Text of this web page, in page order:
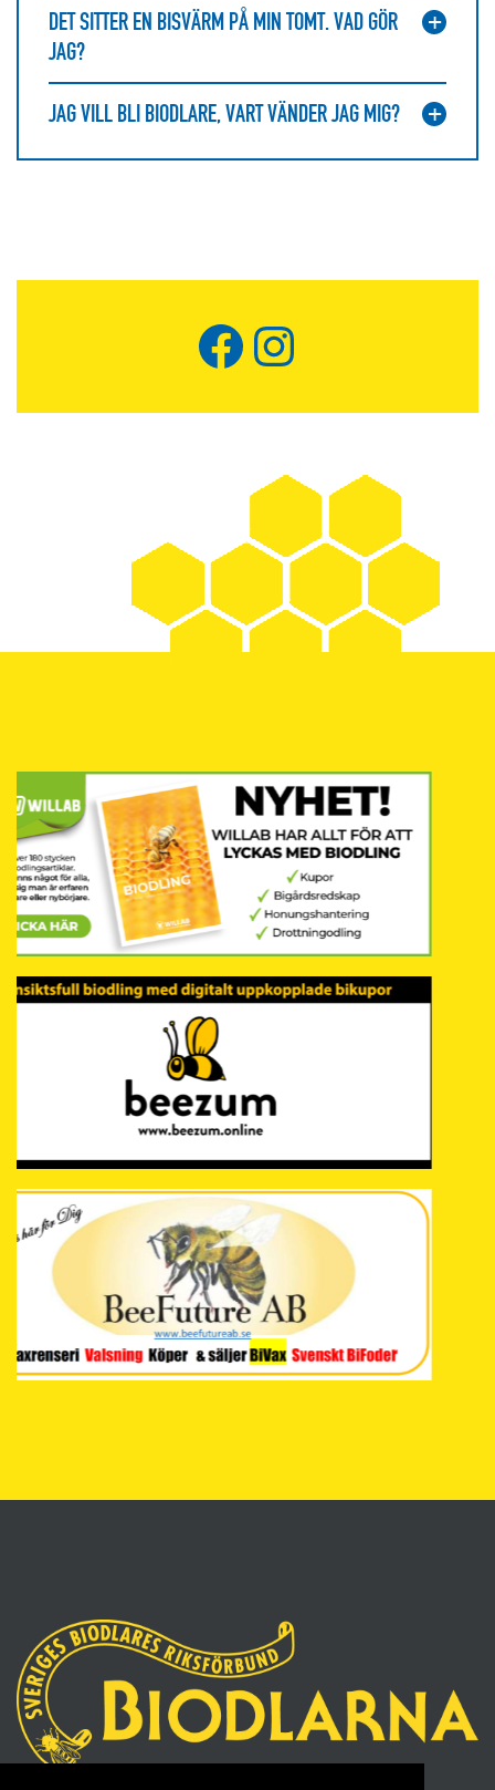
DET SITTER EN BISVÄRM PÅ MIN TOMT. VAD GÖR
JAG?
JAG VILL BLI BIODLARE, VART VÄNDER JAG MIG?
Facebook
Instagram